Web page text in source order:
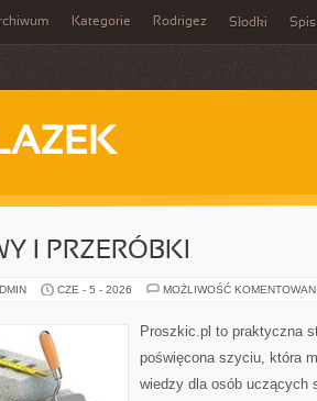
Kategorie Rodrigez Słodki Spis
I PRZERÓBKI
CZE - 5 - 2026 MOŻLIWOŚĆ
Proszkic.pl to praktyczna
poświęcona szyciu, która
wiedzy dla osób uczących